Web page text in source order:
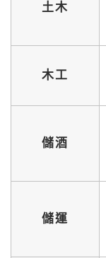
土木
木工
儲酒
儲運